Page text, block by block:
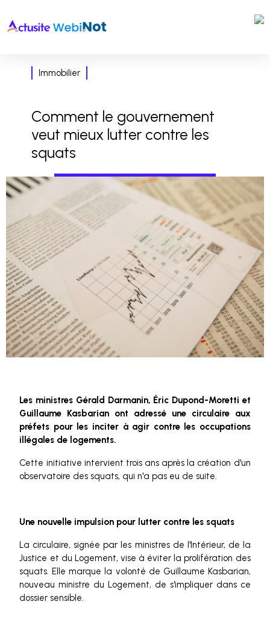
Immobilier
Comment le gouvernement
veut mieux lutter contre les
squats
Les ministres Gérald Darmanin, Éric Dupond-Moretti et
Guillaume Kasbarian ont adressé une circulaire aux
préfets pour les inciter à agir contre les occupations
illégales de logements.
Cette initiative intervient trois ans après la création d'un
observatoire des squats, qui n'a pas eu de suite.
Une nouvelle impulsion pour lutter contre les squats
La circulaire, signée par les ministres de l'Intérieur, de la
Justice et du Logement, vise à éviter la prolifération des
squats. Elle marque la volonté de Guillaume Kasbarian,
nouveau ministre du Logement, de s'impliquer dans ce
dossier sensible.